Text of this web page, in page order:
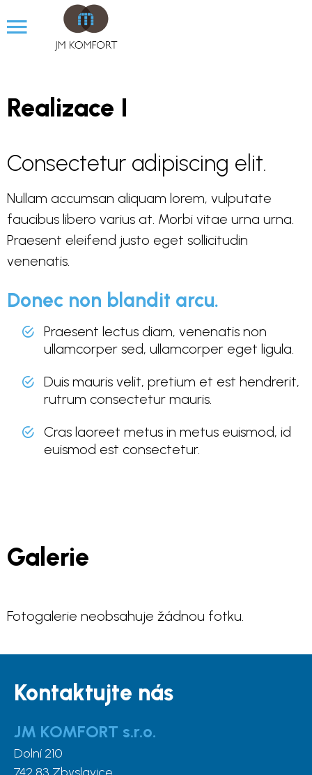
Realizace I
Consectetur adipiscing elit.
Nullam accumsan aliquam lorem, vulputate
faucibus libero varius at. Morbi vitae urna urna.
Praesent eleifend justo eget sollicitudin
venenatis.
Donec non blandit arcu.
Praesent lectus diam, venenatis non
ullamcorper sed, ullamcorper eget ligula.
Duis mauris velit, pretium et est hendrerit,
rutrum consectetur mauris.
Cras laoreet metus in metus euismod, id
euismod est consectetur.
Galerie
Fotogalerie neobsahuje žádnou fotku.
Kontaktujte nás
JM KOMFORT s.r.o.
Dolní 210